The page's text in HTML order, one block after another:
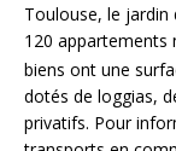
Toulouse, le jardin
120 appartements
biens ont une
dotés de loggias,
privatifs. Pour